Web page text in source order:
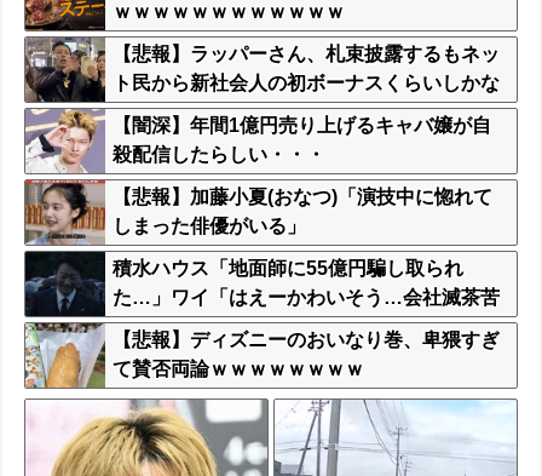
ｗｗｗｗｗｗｗｗｗｗｗｗ
【悲報】ラッパーさん、札束披露するもネッ
ト民から新社会人の初ボーナスくらいしかな
いと笑われる
【闇深】年間1億円売り上げるキャバ嬢が自
殺配信したらしい・・・
【悲報】加藤小夏(おなつ)「演技中に惚れて
しまった俳優がいる」
積水ハウス「地面師に55億円騙し取られ
た…」ワイ「はえーかわいそう…会社滅茶苦
茶やろなぁ」→
【悲報】ディズニーのおいなり巻、卑猥すぎ
て賛否両論ｗｗｗｗｗｗｗｗ